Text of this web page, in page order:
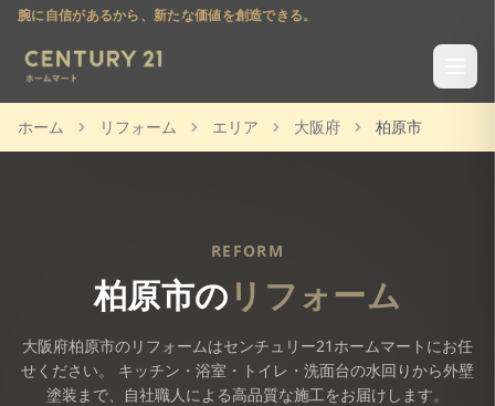
腕に自信があるから、新たな価値を創造できる。
ホーム リフォーム エリア 大阪府 柏原市
REFORM
柏原市の リフォーム
大阪府柏原市のリフォームはセンチュリー21ホームマートにお任
せください。 キッチン・浴室・トイレ・洗面台の水回りから外壁
塗装まで、自社職人による高品質な施工をお届けします。